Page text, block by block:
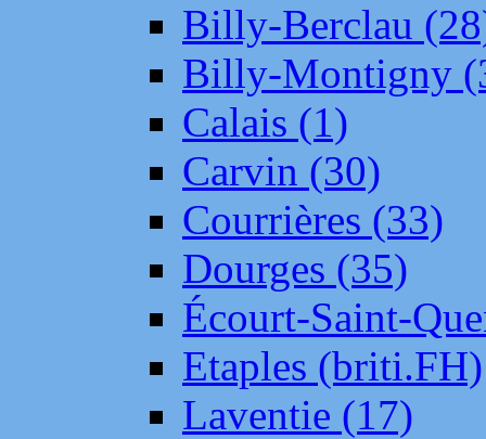
Billy-Berclau
Billy-Montigny
Calais (1)
Carvin (30)
Courrières (33)
Dourges (35)
Écourt-Saint-
Etaples (briti.FH)
Laventie (17)